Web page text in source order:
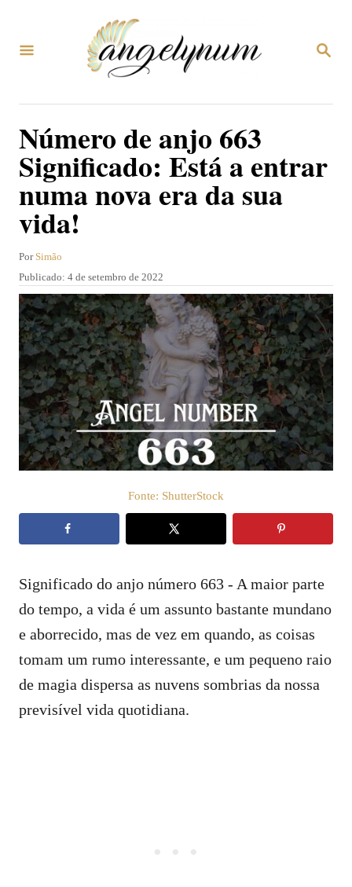
P
R
Número de anjo 663
Significado: Está a entrar
numa nova era da sua
vida!
Por A
u
t
o
r
Simão
P
u
b
l
i
c
d
o
e
m
Publicado: 4 de setembro de 2022
Fonte: ShutterStock
Significado do anjo número 663 - A maior parte
do tempo, a vida é um assunto bastante mundano
e aborrecido, mas de vez em quando, as coisas
tomam um rumo interessante, e um pequeno raio
de magia dispersa as nuvens sombrias da nossa
previsível vida quotidiana.